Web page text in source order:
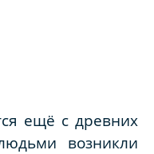
ещё с древних
возникли